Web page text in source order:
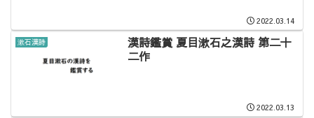
2022.03.14
漱石漢詩
漢詩鑑賞 夏目漱石之漢詩 第二十
二作
2022.03.13